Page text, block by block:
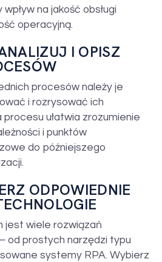
na jakość obsługi
operacyjną.
I OPISZ
procesów należy je
i rozrysować ich
ułatwia zrozumienie
i punktów
do późniejszego
ODPOWIEDNIE
jest wiele rozwiązań
prostych narzędzi typu
systemy RPA. Wybierz